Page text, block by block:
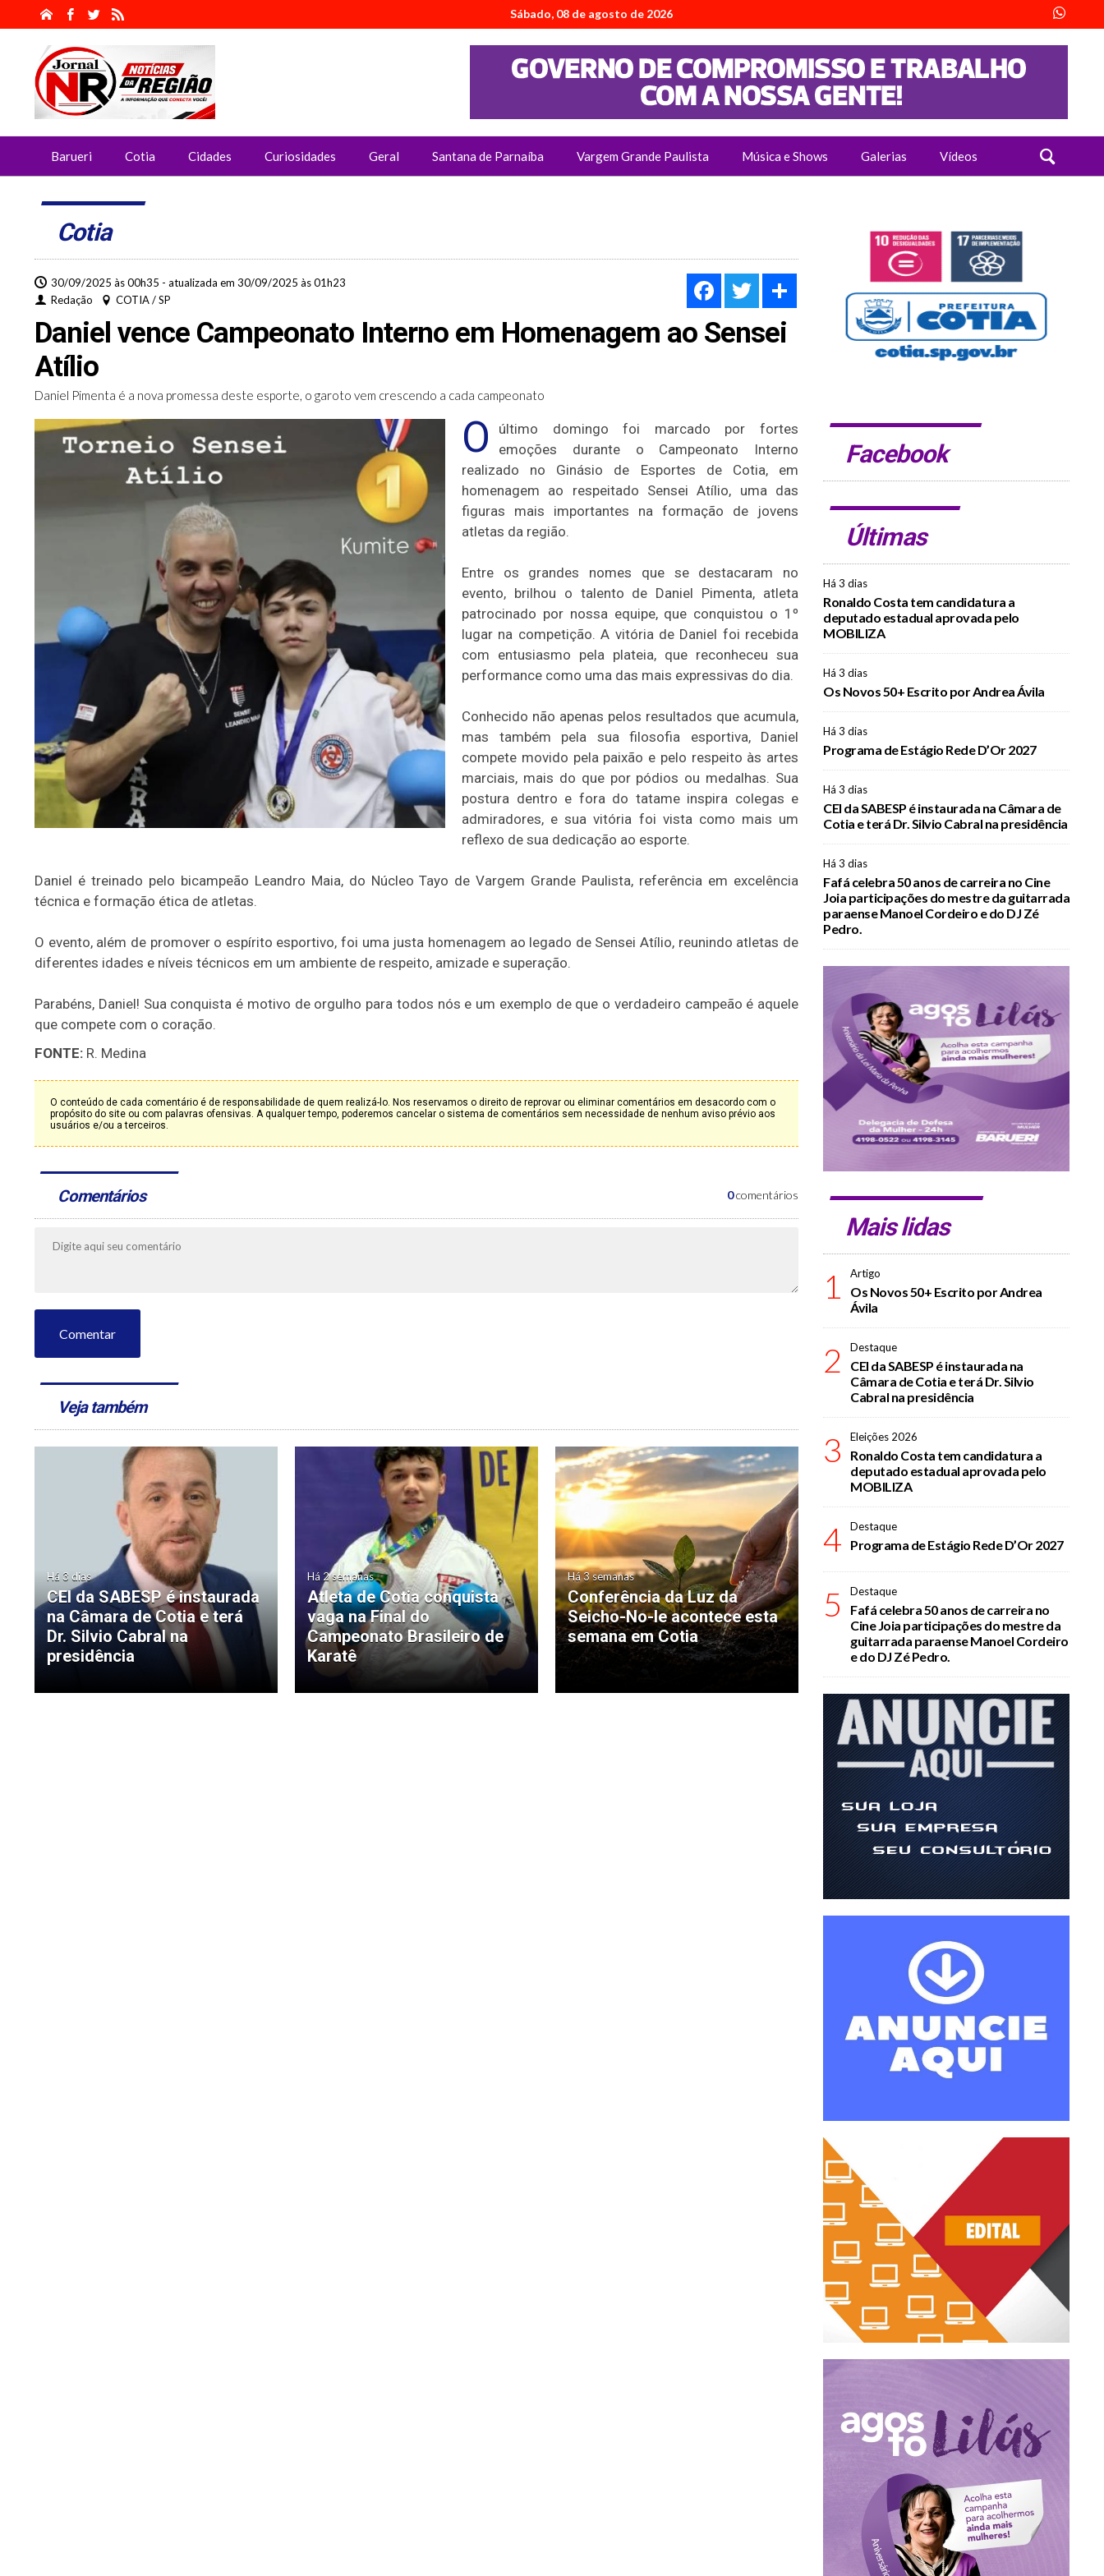
Sábado, 08 de agosto de 2026
Barueri Cotia Cidades Curiosidades Geral Santana de Parnaíba Vargem Grande Paulista Música e Shows Galerias Vídeos
Cotia
30/09/2025 às 00h35 - atualizada em 30/09/2025 às 01h23
Redação
COTIA / SP
FacebookTwitter
Daniel vence Campeonato Interno em Homenagem ao Sensei
Atílio
Daniel Pimenta é a nova promessa deste esporte, o garoto vem crescendo a cada campeonato
O
último domingo foi marcado por fortes
emoções durante o Campeonato Interno
realizado no Ginásio de Esportes de Cotia, em
homenagem ao respeitado Sensei Atílio, uma das
figuras mais importantes na formação de jovens
atletas da região.
Entre os grandes nomes que se destacaram no
evento, brilhou o talento de Daniel Pimenta, atleta
patrocinado por nossa equipe, que conquistou o 1º
lugar na competição. A vitória de Daniel foi recebida
com entusiasmo pela plateia, que reconheceu sua
performance como uma das mais expressivas do dia.
Conhecido não apenas pelos resultados que acumula,
mas também pela sua filosofia esportiva, Daniel
compete movido pela paixão e pelo respeito às artes
marciais, mais do que por pódios ou medalhas. Sua
postura dentro e fora do tatame inspira colegas e
admiradores, e sua vitória foi vista como mais um
reflexo de sua dedicação ao esporte.
Daniel é treinado pelo bicampeão Leandro Maia, do Núcleo Tayo de Vargem Grande Paulista, referência em excelência
técnica e formação ética de atletas.
O evento, além de promover o espírito esportivo, foi uma justa homenagem ao legado de Sensei Atílio, reunindo atletas de
diferentes idades e níveis técnicos em um ambiente de respeito, amizade e superação.
Parabéns, Daniel! Sua conquista é motivo de orgulho para todos nós e um exemplo de que o verdadeiro campeão é aquele
que compete com o coração.
FONTE: R. Medina
O conteúdo de cada comentário é de responsabilidade de quem realizá-lo. Nos reservamos o direito de reprovar ou eliminar comentários em desacordo com o
propósito do site ou com palavras ofensivas. A qualquer tempo, poderemos cancelar o sistema de comentários sem necessidade de nenhum aviso prévio aos
usuários e/ou a terceiros.
Comentários 0comentários
Comentar
Veja também
Há 3 dias
CEI da SABESP é instaurada
na Câmara de Cotia e terá
Dr. Silvio Cabral na
presidência
Há 2 semanas
Atleta de Cotia conquista
vaga na Final do
Campeonato Brasileiro de
Karatê
Há 3 semanas
Conferência da Luz da
Seicho-No-Ie acontece esta
semana em Cotia
Facebook
Últimas
Há 3 dias
Ronaldo Costa tem candidatura a
deputado estadual aprovada pelo
MOBILIZA
Há 3 dias
Os Novos 50+ Escrito por Andrea Ávila
Há 3 dias
Programa de Estágio Rede D’Or 2027
Há 3 dias
CEI da SABESP é instaurada na Câmara de
Cotia e terá Dr. Silvio Cabral na presidência
Há 3 dias
Fafá celebra 50 anos de carreira no Cine
Joia participações do mestre da guitarrada
paraense Manoel Cordeiro e do DJ Zé
Pedro.
Mais lidas
1 Artigo
Os Novos 50+ Escrito por Andrea
Ávila
2 Destaque
CEI da SABESP é instaurada na
Câmara de Cotia e terá Dr. Silvio
Cabral na presidência
3 Eleições 2026
Ronaldo Costa tem candidatura a
deputado estadual aprovada pelo
MOBILIZA
4 Destaque
Programa de Estágio Rede D’Or 2027
5 Destaque
Fafá celebra 50 anos de carreira no
Cine Joia participações do mestre da
guitarrada paraense Manoel Cordeiro
e do DJ Zé Pedro.